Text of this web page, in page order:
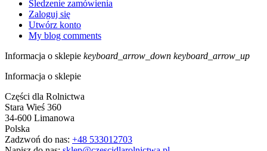
Śledzenie zamówienia
Zaloguj się
Utwórz konto
My blog comments
Informacja o sklepie keyboard_arrow_down keyboard_arrow_up
Informacja o sklepie
Części dla Rolnictwa
Stara Wieś 360
34-600 Limanowa
Polska
Zadzwoń do nas: +48 533012703